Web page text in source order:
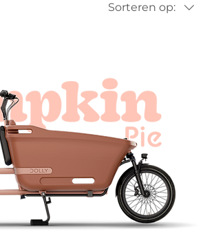
Sorteren op: